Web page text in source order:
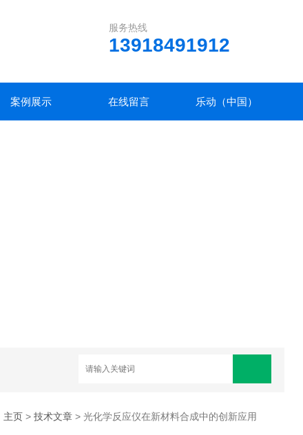
服务热线
13918491912
案例展示 在线留言 乐动（中国）
主页> 技术文章> 光化学反应仪在新材料合成中的创新应用